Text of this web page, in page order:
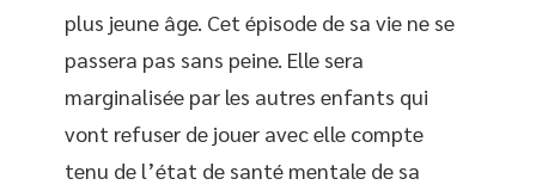
plus jeune âge. Cet épisode de sa vie ne se
passera pas sans peine. Elle sera
marginalisée par les autres enfants qui
vont refuser de jouer avec elle compte
tenu de l’état de santé mentale de sa